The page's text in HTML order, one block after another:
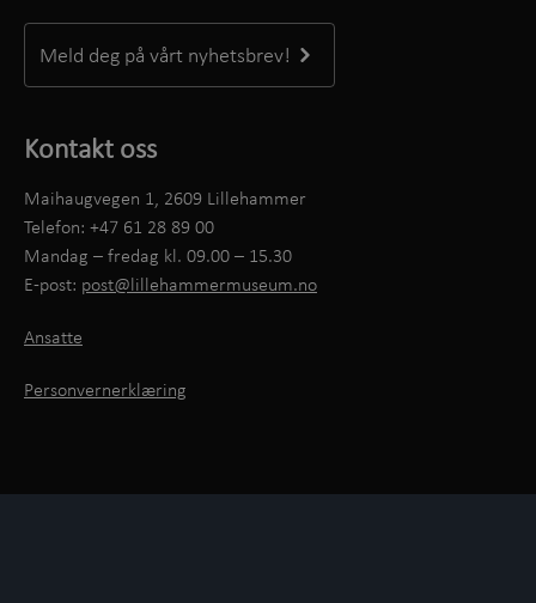
Meld deg på vårt nyhetsbrev!
Kontakt oss
Maihaugvegen 1, 2609 Lillehammer
Telefon: +47 61 28 89 00
Mandag – fredag kl. 09.00 – 15.30
E-post: post@lillehammermuseum.no
Ansatte
Personvernerklæring